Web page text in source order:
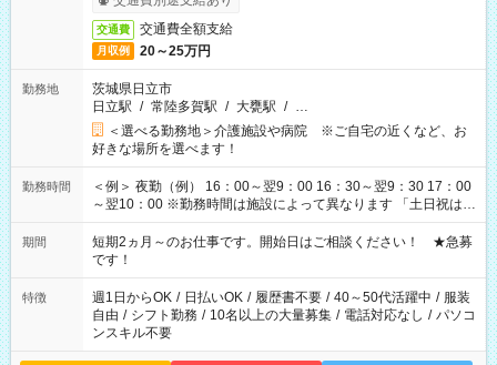
交通費 交通費全額支給
月収例 20～25万円
勤務地
茨城県日立市
日立駅 / 常陸多賀駅 / 大甕駅 / …
＜選べる勤務地＞介護施設や病院 ※ご自宅の近くなど、お
好きな場所を選べます！
勤務時間
＜例＞ 夜勤（例） 16：00～翌9：00 16：30～翌9：30 17：00
～翌10：00 ※勤務時間は施設によって異なります 「土日祝は休
みたい」 「しっかり稼ぎたい」 「もう少し遅い時間から始めた
い」など ご希望にあったお仕事をご案内いたします。 ※未経験
の方の場合は1～2ヶ月間は日中での仕事を経験いただき、 お
仕事に慣れてからの夜勤になります。 ★家庭の都合でお休みが
必要な場合も遠慮なくご相談ください。
期間
短期2ヵ月～のお仕事です。開始日はご相談ください！ ★急募
です！
特徴 週1日からOK / 日払いOK / 履歴書不要 / 40～50代活躍中 / 服装
自由 / シフト勤務 / 10名以上の大量募集 / 電話対応なし / パソコ
ンスキル不要